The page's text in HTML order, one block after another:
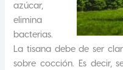
azúcar,
elimina
bacterias.
La tisana debe de ser
sobre cocción. Es decir,